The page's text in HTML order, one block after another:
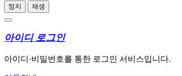
정지 재생
아이디 로그인
아이디·비밀번호를 통한 로그인 서비스입니다.